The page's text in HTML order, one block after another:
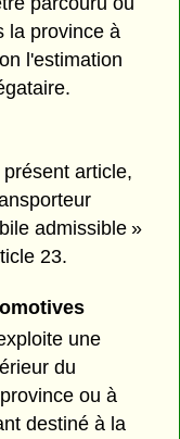
la province à
l'estimation
article,
admissible »
23.
une
du
ou à
destiné à la